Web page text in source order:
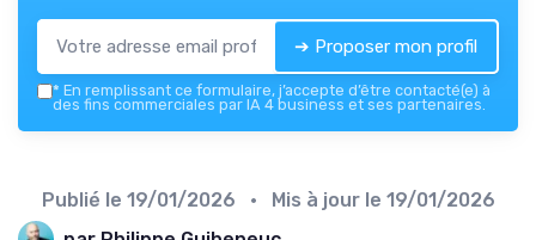
➔ Proposer mon profil
* En remplissant ce formulaire, j’accepte d’être contacté(e) à
des fins commerciales par IA 4 business et ses partenaires.
Publié le 19/01/2026 • Mis à jour le 19/01/2026